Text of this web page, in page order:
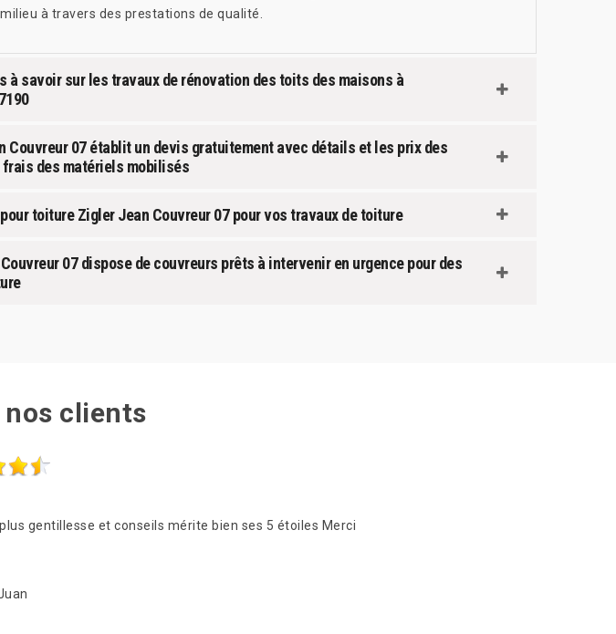
à travers des prestations de qualité.
à savoir sur les travaux de rénovation des toits des maisons à
Couvreur 07 établit un devis gratuitement avec détails et les prix des
des matériels mobilisés
toiture Zigler Jean Couvreur 07 pour vos travaux de toiture
07 dispose de couvreurs prêts à intervenir en urgence pour des
nos clients
gentillesse et conseils mérite bien ses 5 étoiles Merci